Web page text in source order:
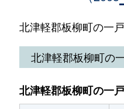
北津軽郡板柳町の一
北津軽郡板柳町の
北津軽郡板柳町の一